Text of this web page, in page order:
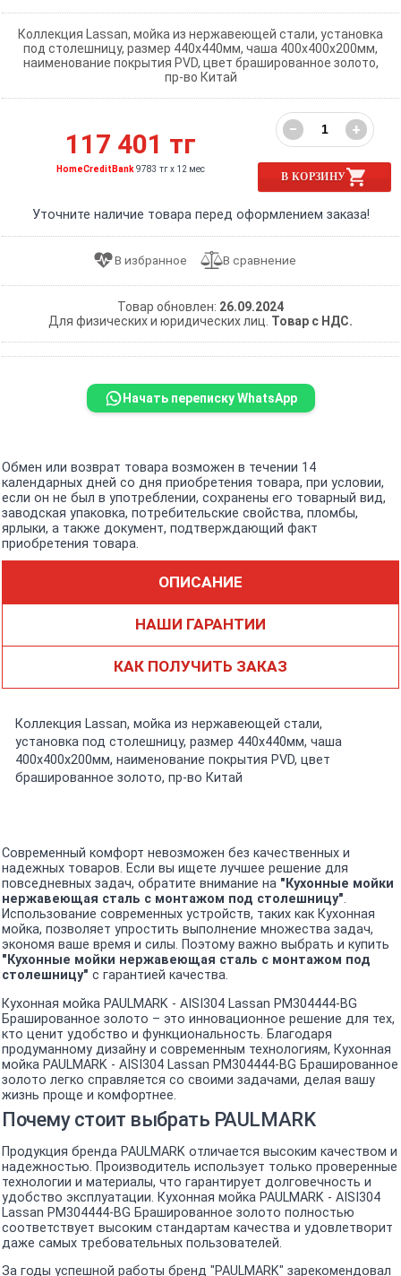
Коллекция Lassan, мойка из нержавеющей стали, установка
под столешницу, размер 440х440мм, чаша 400х400х200мм,
наименование покрытия PVD, цвет брашированное золото,
пр-во Китай
117 401 тг
HomeCreditBank9783 тг x 12 мес
− +
В КОРЗИНУ
Уточните наличие товара перед оформлением заказа!
Товар обновлен: 26.09.2024
Для физических и юридических лиц. Товар с НДС.
Начать переписку WhatsApp
Обмен или возврат товара возможен в течении 14
календарных дней со дня приобретения товара, при условии,
если он не был в употреблении, сохранены его товарный вид,
заводская упаковка, потребительские свойства, пломбы,
ярлыки, а также документ, подтверждающий факт
приобретения товара.
ОПИСАНИЕ
НАШИ ГАРАНТИИ
КАК ПОЛУЧИТЬ ЗАКАЗ
Коллекция Lassan, мойка из нержавеющей стали,
установка под столешницу, размер 440х440мм, чаша
400х400х200мм, наименование покрытия PVD, цвет
брашированное золото, пр-во Китай
Современный комфорт невозможен без качественных и
надежных товаров. Если вы ищете лучшее решение для
повседневных задач, обратите внимание на "Кухонные мойки
нержавеющая сталь с монтажом под столешницу".
Использование современных устройств, таких как Кухонная
мойка, позволяет упростить выполнение множества задач,
экономя ваше время и силы. Поэтому важно выбрать и купить
"Кухонные мойки нержавеющая сталь с монтажом под
столешницу" с гарантией качества.
Кухонная мойка PAULMARK - AISI304 Lassan PM304444-BG
Брашированное золото – это инновационное решение для тех,
кто ценит удобство и функциональность. Благодаря
продуманному дизайну и современным технологиям, Кухонная
мойка PAULMARK - AISI304 Lassan PM304444-BG Брашированное
золото легко справляется со своими задачами, делая вашу
жизнь проще и комфортнее.
Почему стоит выбрать PAULMARK
Продукция бренда PAULMARK отличается высоким качеством и
надежностью. Производитель использует только проверенные
технологии и материалы, что гарантирует долговечность и
удобство эксплуатации. Кухонная мойка PAULMARK - AISI304
Lassan PM304444-BG Брашированное золото полностью
соответствует высоким стандартам качества и удовлетворит
даже самых требовательных пользователей.
За годы успешной работы бренд "PAULMARK" зарекомендовал